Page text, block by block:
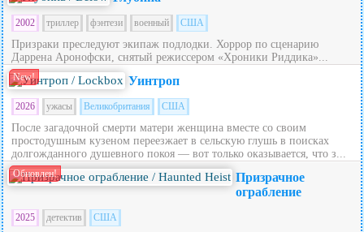
2002 триллер фэнтези военный США
Призраки преследуют экипаж подлодки. Хоррор по сценарию
Даррена Аронофски, снятый режиссером «Хроники Риддика»...
New! Уинтроп
2026 ужасы Великобритания США
После загадочной смерти матери женщина вместе со своим
простодушным кузеном переезжает в сельскую глушь в поисках
долгожданного душевного покоя — вот только оказывается, что з...
Обновлен!
Призрачное
ограбление
2025 детектив США